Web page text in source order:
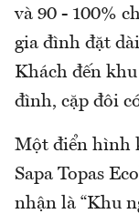
và 90 - 100%
gia đình đặt
Khách đến
đình, cặp đôi
Một điển hình
Sapa Topas
nhận là “Khu